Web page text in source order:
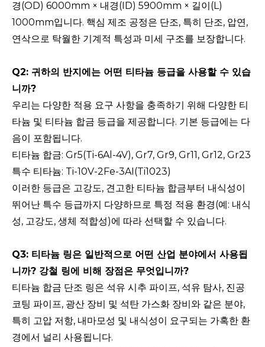
경(OD) 6000mm × 내경(ID) 5900mm × 길이(L)
1000mm입니다. 핵심 제조 공정은 단조, 특히 단조, 압연,
연삭으로 탁월한 기계적 특성과 미세 구조를 보장합니다.
Q2: 귀하의 반지에는 어떤 티타늄 등급을 사용할 수 있습
니까?
우리는 다양한 적용 요구 사항을 충족하기 위해 다양한 티
타늄 및 티타늄 합금 등급을 제공합니다. 기본 등급에는 다
음이 포함됩니다.
티타늄 합금: Gr5(Ti-6Al-4V), Gr7, Gr9, Gr11, Gr12, Gr23
특수 티타늄: Ti-10V-2Fe-3AI(Ti1023)
이러한 등급은 고강도, 견고한 티타늄 합금부터 내식성이
뛰어난 특수 등급까지 다양하므로 특정 적용 환경(예: 내식
성, 고강도, 생체 적합성)에 따라 선택할 수 있습니다.
Q3: 티타늄 링은 일반적으로 어떤 산업 분야에서 사용됩
니까? 강철 링에 비해 장점은 무엇입니까?
티타늄 합금 단조 링은 석유 시추 파이프, 석유 탐사, 진공
코팅 파이프, 광산 장비 및 석탄 가스화 장비와 같은 분야,
특히 고압 저항, 내마모성 및 내식성이 요구되는 가혹한 환
경에서 널리 사용됩니다.